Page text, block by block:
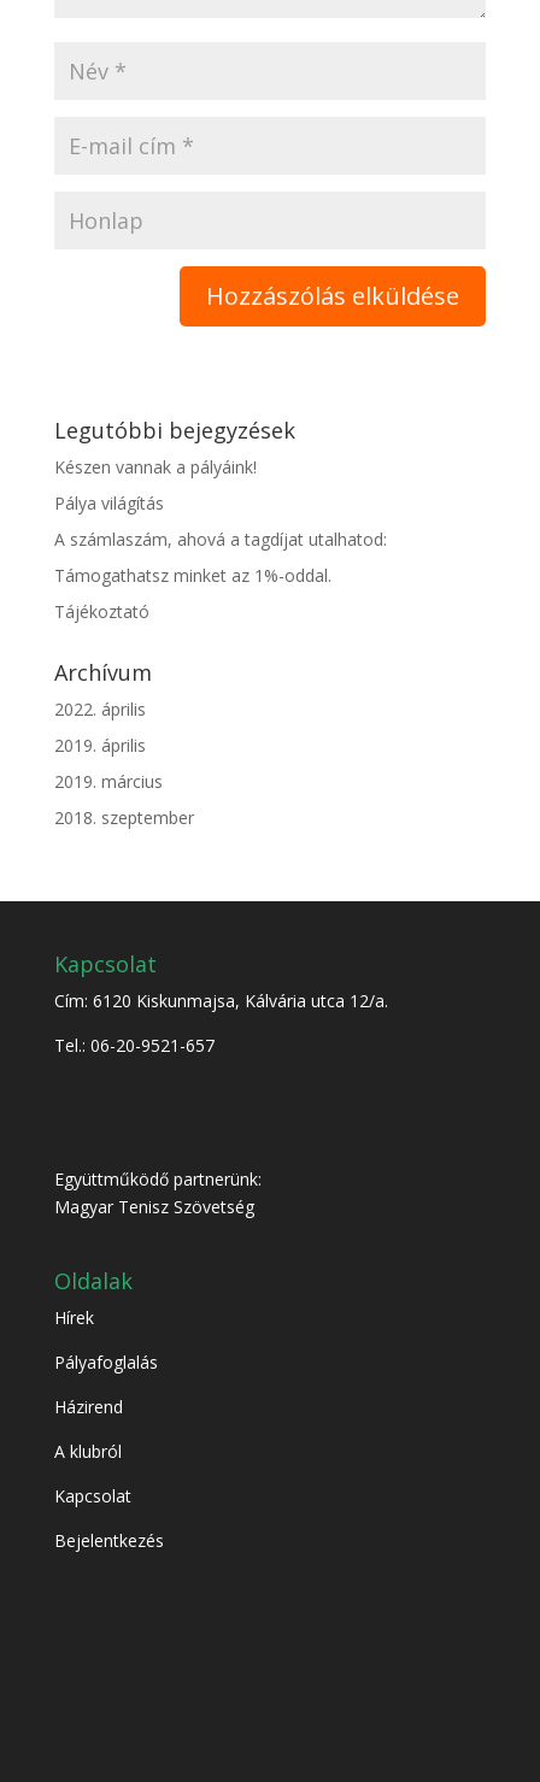
Legutóbbi bejegyzések
Készen vannak a pályáink!
Pálya világítás
A számlaszám, ahová a tagdíjat utalhatod:
Támogathatsz minket az 1%-oddal.
Tájékoztató
Archívum
2022. április
2019. április
2019. március
2018. szeptember
Kapcsolat
Cím: 6120 Kiskunmajsa, Kálvária utca 12/a.
Tel.: 06-20-9521-657
Együttműködő partnerünk:
Magyar Tenisz Szövetség
Oldalak
Hírek
Pályafoglalás
Házirend
A klubról
Kapcsolat
Bejelentkezés